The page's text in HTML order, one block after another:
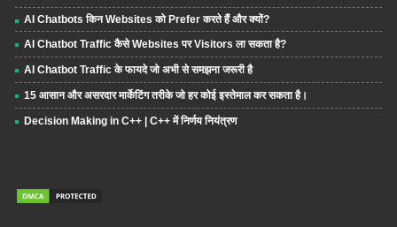
AI Chatbots किन Websites को Prefer करते हैं और क्यों?
AI Chatbot Traffic कैसे Websites पर Visitors ला सकता है?
AI Chatbot Traffic के फायदे जो अभी से समझना जरूरी है
15 आसान और असरदार मार्केटिंग तरीके जो हर कोई इस्तेमाल कर सकता है।
Decision Making in C++ | C++ में निर्णय नियंत्रण